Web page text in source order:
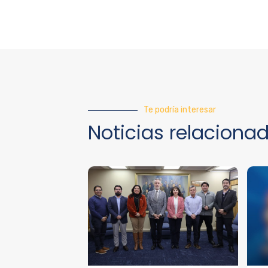
Te podría interesar
Noticias